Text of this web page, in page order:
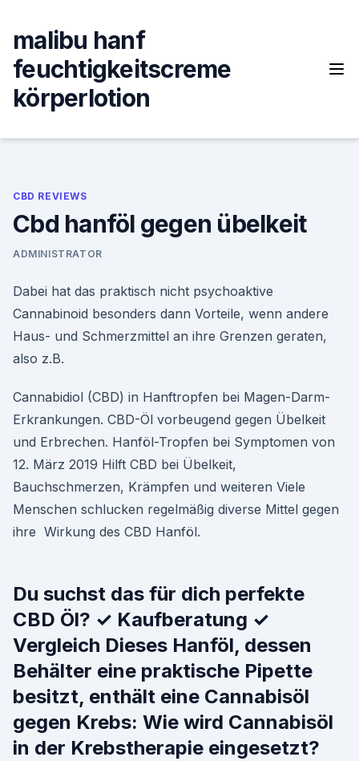
content
malibu hanf
feuchtigkeitscreme
körperlotion
CBD REVIEWS
Cbd hanföl gegen übelkeit
ADMINISTRATOR
Dabei hat das praktisch nicht psychoaktive
Cannabinoid besonders dann Vorteile, wenn andere
Haus- und Schmerzmittel an ihre Grenzen geraten,
also z.B.
Cannabidiol (CBD) in Hanftropfen bei Magen-Darm-
Erkrankungen. CBD-Öl vorbeugend gegen Übelkeit
und Erbrechen. Hanföl-Tropfen bei Symptomen von
12. März 2019 Hilft CBD bei Übelkeit,
Bauchschmerzen, Krämpfen und weiteren Viele
Menschen schlucken regelmäßig diverse Mittel gegen
ihre Wirkung des CBD Hanföl.
Du suchst das für dich perfekte
CBD Öl? ✓ Kaufberatung ✓
Vergleich Dieses Hanföl, dessen
Behälter eine praktische Pipette
besitzt, enthält eine Cannabisöl
gegen Krebs: Wie wird Cannabisöl
in der Krebstherapie eingesetzt?